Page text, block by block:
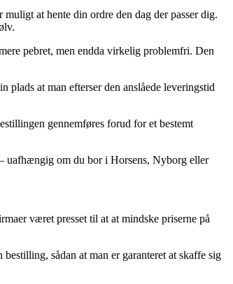
at hente din ordre den dag der passer dig.
pebret, men endda virkelig problemfri. Den
at man efterser den anslåede leveringstid
gennemføres forud for et bestemt
uafhængig om du bor i Horsens, Nyborg eller
været presset til at at mindske priserne på
sådan at man er garanteret at skaffe sig